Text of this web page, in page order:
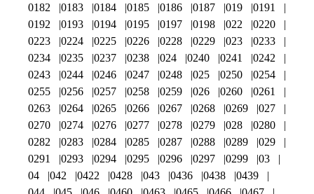
0182
0183 0184 0185 0186 0187 019
0191
0192
0193 0194 0195 0197 0198 022
0220
0223
0224 0225 0226 0228 0229 023
0233
0234
0235 0237 0238 024 0240 0241
0242
0243
0244 0246 0247 0248 025 0250
0254
0255
0256 0257 0258 0259 026 0260
0261
0263
0264 0265 0266 0267 0268 0269
027
0270
0274 0276 0277 0278 0279 028
0280
0282
0283 0284 0285 0287 0288 0289
029
0291
0293 0294 0295 0296 0297 0299
03
04
042 0422 0428 043 0436 0438
0439